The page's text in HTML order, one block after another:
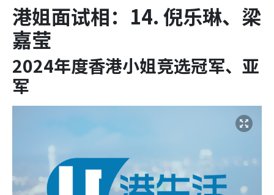
港姐面试相：14. 倪乐琳、梁
嘉莹
2024年度香港小姐竞选冠军、亚
军